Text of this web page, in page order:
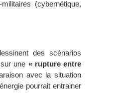
(cybernétique,
des scénarios
une « rupture entre
avec la situation
pourrait entrainer